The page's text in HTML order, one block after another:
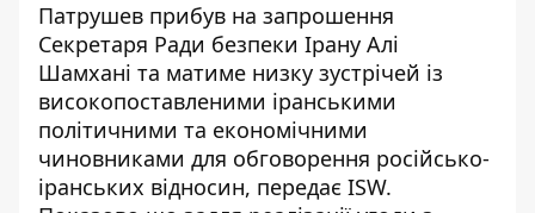
Патрушев прибув на запрошення
Секретаря Ради безпеки Ірану Алі
Шамхані та матиме низку зустрічей із
високопоставленими іранськими
політичними та економічними
чиновниками для обговорення російсько-
іранських відносин, передає ISW.